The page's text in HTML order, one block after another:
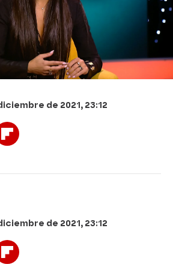
» Feliz Año Neox » 2021
de 2021, 23:12
Flipboard
de 2021, 23:12
Flipboard